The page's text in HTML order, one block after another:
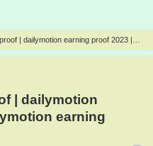
| dailymotion earning proof 2023 |
| dailymotion
earning